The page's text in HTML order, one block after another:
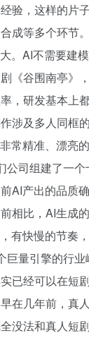
验，这样的片
成等多个环节
。AI不需要建
《谷围南亭》
，研发基本上
涉及多人同框
常精准、漂亮
公司组建了一
AI产出的品质
相比，AI生成
有快慢的节奏
巨量引擎的行
已经可以在短
在几年前，真
没法和真人短